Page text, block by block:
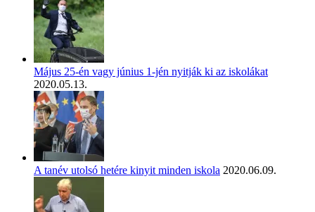
Május 25-én vagy június 1-jén nyitják ki az iskolákat
2020.05.13.
A tanév utolsó hetére kinyit minden iskola 2020.06.09.